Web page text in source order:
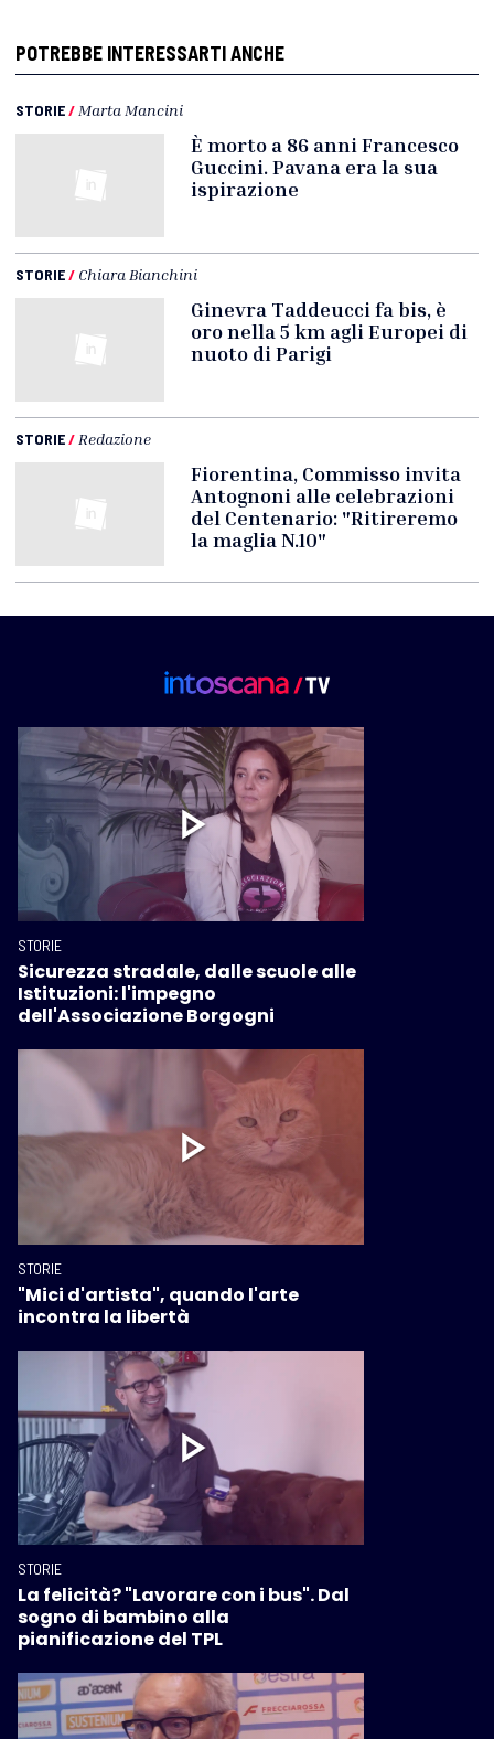
POTREBBE INTERESSARTI ANCHE
STORIE/ Marta Mancini
È morto a 86 anni Francesco
Guccini. Pavana era la sua
ispirazione
STORIE/ Chiara Bianchini
Ginevra Taddeucci fa bis, è
oro nella 5 km agli Europei di
nuoto di Parigi
STORIE/ Redazione
Fiorentina, Commisso invita
Antognoni alle celebrazioni
del Centenario: "Ritireremo
la maglia N.10"
STORIE
Sicurezza stradale, dalle scuole alle
Istituzioni: l'impegno
dell'Associazione Borgogni
STORIE
"Mici d'artista", quando l'arte
incontra la libertà
STORIE
La felicità? "Lavorare con i bus". Dal
sogno di bambino alla
pianificazione del TPL